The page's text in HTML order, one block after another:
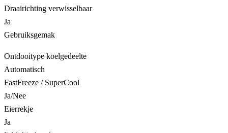
Draairichting verwisselbaar
Ja
Gebruiksgemak
Ontdooitype koelgedeelte
Automatisch
FastFreeze / SuperCool
Ja/Nee
Eierrekje
Ja